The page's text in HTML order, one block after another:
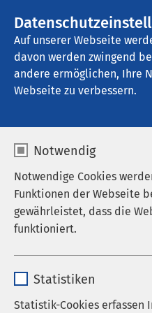
Auf unserer Webseite
davon werden zwingend
andere ermöglichen, Ihre
Webseite zu verbessern.
Notwendig
Notwendige Cookies
Funktionen der Webseite
gewährleistet, dass die
funktioniert.
Anbieter sgalinski
Statistiken
Statistik-Cookies erfassen
AMEOS Klinikum
22.09.2023 AMEOS
Klinikum Holzminden
AMEOS Klinikum
Einladung zur